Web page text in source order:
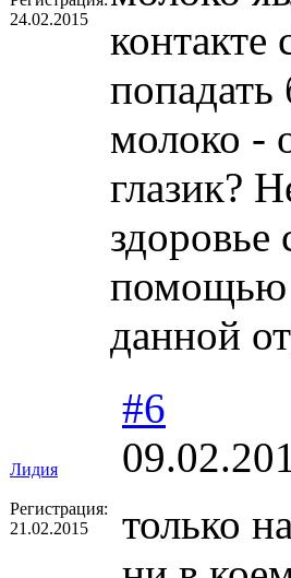
24.02.2015
контакте
попадать
молоко -
глазик?
здоровье
помощью
данной
Лидия
Регистрация:
21.02.2015
#6
только